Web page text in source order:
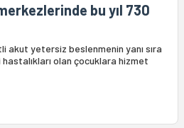
bu yıl 730
akut yetersiz beslenmenin yanı sıra
hastalıkları olan çocuklara hizmet